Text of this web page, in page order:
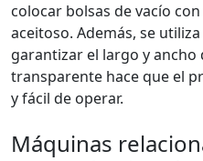
colocar bolsas de vacío
aceitoso. Además, se
garantizar el largo y ancho
transparente hace que el
y fácil de operar.
Máquinas